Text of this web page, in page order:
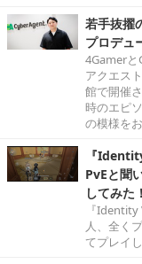
若手抜擢
プロデュ
4Gamerと
アクエス
館で開催
時のエピ
の模様を
『
PvEと聞
してみた
『
人、全く
てプレイ